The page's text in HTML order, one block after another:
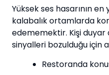
Yüksek ses hasarının
kalabalık ortamlarda
edememektir. Kişi
sinyalleri bozulduğu için
Restoranda